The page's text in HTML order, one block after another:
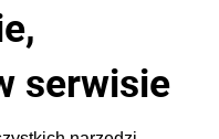
serwisie